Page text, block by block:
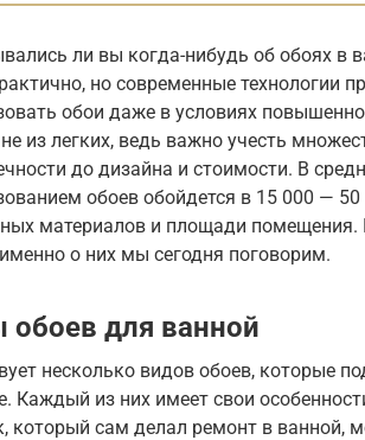
ли вы когда-нибудь об обоях в
но современные технологии
обои даже в условиях
из легких, ведь важно учесть
до дизайна и стоимости. В
обоев обойдется в 15 000 —
материалов и площади помещения.
о них мы сегодня поговорим.
обоев для ванной
несколько видов обоев, которые
Каждый из них имеет свои
который сам делал ремонт в ванной,